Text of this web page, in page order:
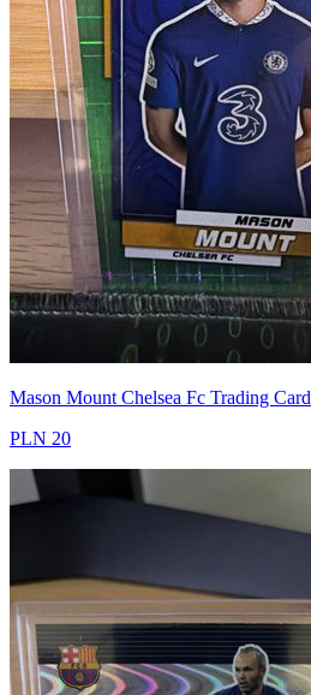
Mason Mount Chelsea Fc Trading Card
PLN 20